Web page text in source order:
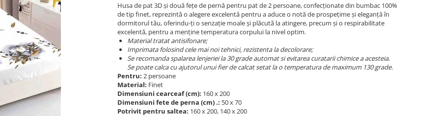
Husa de pat 3D și două fețe de pernă pentru pat de 2 persoane, confecționate din bumbac 100%
de tip finet, reprezintă o alegere excelentă pentru a aduce o notă de prospețime și eleganță în
dormitorul tău, oferindu-ți o senzație moale și plăcută la atingere, precum și o respirabilitate
excelentă, pentru a menține temperatura corpului la nivel optim.
Material tratat antisifonare;
Imprimata folosind cele mai noi tehnici, rezistenta la decolorare;
Se recomanda spalarea lenjeriei la 30 grade automat si evitarea curatarii chimice a acesteia.
Se poate calca cu ajutorul unui fier de calcat setat la o temperatura de maximum 130 grade.
Pentru: 2 persoane
Material: Finet
Dimensiuni cearceaf (cm): 160 x 200
Dimensiuni fete de perna (cm) .: 50 x 70
Potrivit pentru saltea: 160 x 200, 140 x 200